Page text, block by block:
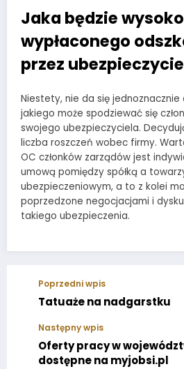
Jaka będzie
wypłaconego
przez
Niestety, nie da się jednoznacznie
jakiego może spodziewać się
swojego ubezpieczyciela.
liczba roszczeń wobec firmy.
OC członków zarządów jest
umową pomiędzy spółką a
ubezpieczeniowym, a to z kolei
poprzedzone negocjacjami i
takiego ubezpieczenia.
Poprzedni wpis
Tatuaże na nadgarstku
Następny wpis
Oferty pracy w
dostępne na myjobsi.pl